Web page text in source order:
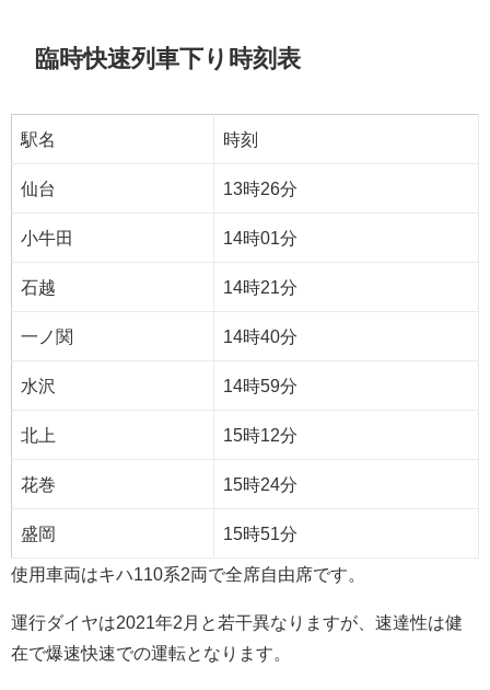
臨時快速列車下り時刻表
駅名 時刻
仙台 13時26分
小牛田 14時01分
石越 14時21分
一ノ関 14時40分
水沢 14時59分
北上 15時12分
花巻 15時24分
盛岡 15時51分
使用車両はキハ110系2両で全席自由席です。
運行ダイヤは2021年2月と若干異なりますが、速達性は健
在で爆速快速での運転となります。